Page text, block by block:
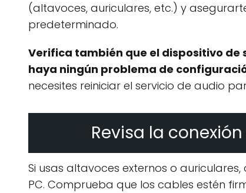
(altavoces, auriculares, etc.) y
predeterminado.
Verifica también que el dispositivo
haya ningún problema de
necesites reiniciar el servicio de audio
Revisa la
Si usas altavoces externos o
PC. Comprueba que los cables estén